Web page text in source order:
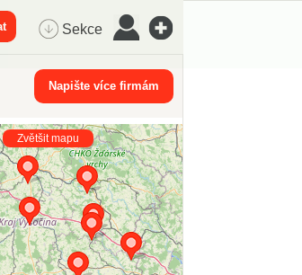
Sekce
Napište více firmám
Zvětšit mapu